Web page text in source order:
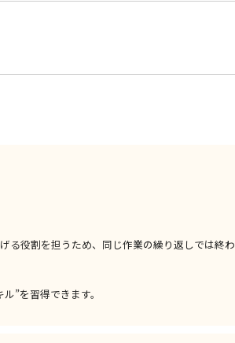
る役割を担うため、同じ作業の繰り返しでは終わ
”を習得できます。